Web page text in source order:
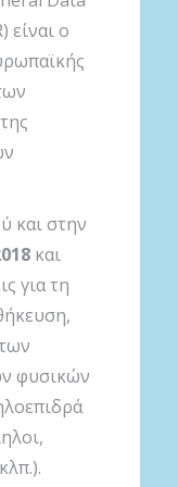
είναι ο
και στην
και
για τη
φυσικών